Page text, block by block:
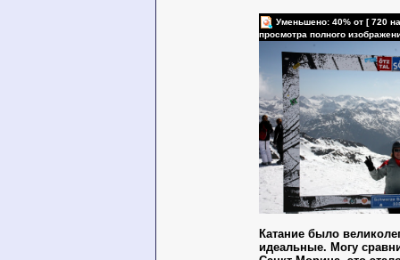
Уменьшено: 40% от [ 720
просмотра полного
Катание было
идеальные. Могу